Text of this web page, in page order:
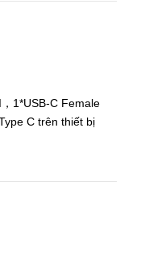
1*USB-C Female
C trên thiết bị